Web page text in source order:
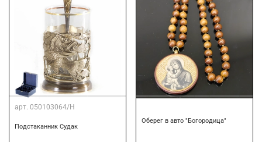
арт. 050103064/Н
Подстаканник Судак
Оберег в авто "Богородица"